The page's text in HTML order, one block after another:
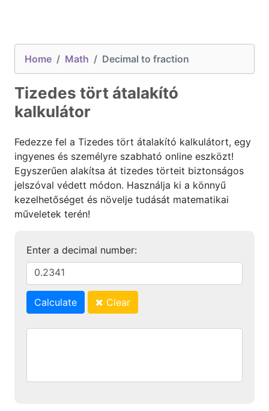
Home Math Decimal to fraction
Tizedes tört átalakító
kalkulátor
Fedezze fel a Tizedes tört átalakító kalkulátort, egy
ingyenes és személyre szabható online eszközt!
Egyszerűen alakítsa át tizedes törteit biztonságos
jelszóval védett módon. Használja ki a könnyű
kezelhetőséget és növelje tudását matematikai
műveletek terén!
Enter a decimal number:
Calculate Clear